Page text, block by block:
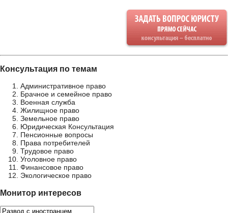
Консультация по темам
Административное право
Брачное и семейное право
Военная служба
Жилищное право
Земельное право
Юридическая Консультация
Пенсионные вопросы
Права потребителей
Трудовое право
Уголовное право
Финансовое право
Экологическое право
Монитор интересов